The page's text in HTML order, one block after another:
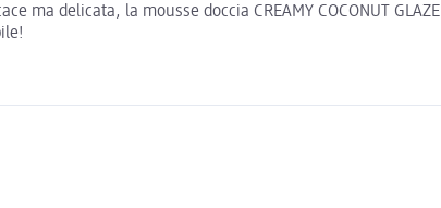
ma delicata, la mousse doccia CREAMY COCONUT